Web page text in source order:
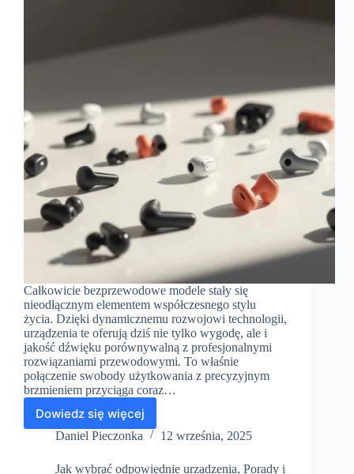
Całkowicie bezprzewodowe modele stały się
nieodłącznym elementem współczesnego stylu
życia. Dzięki dynamicznemu rozwojowi technologii,
urządzenia te oferują dziś nie tylko wygodę, ale i
jakość dźwięku porównywalną z profesjonalnymi
rozwiązaniami przewodowymi. To właśnie
połączenie swobody użytkowania z precyzyjnym
brzmieniem przyciąga coraz…
Dowiedz się więcej
Najlepsze
słuchawki
True
Daniel Pieczonka 12 września, 2025
Jak wybrać odpowiednie urządzenia, Porady i